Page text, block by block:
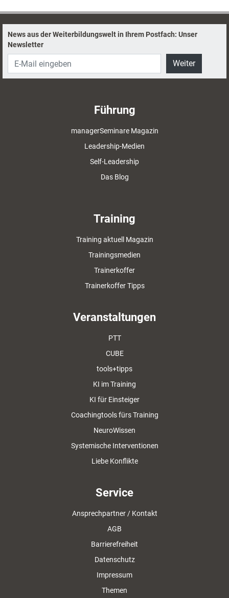
News aus der Weiterbildungswelt in Ihrem Postfach: Unser
Newsletter
Weiter
Führung
managerSeminare Magazin
Leadership-Medien
Self-Leadership
Das Blog
Training
Training aktuell Magazin
Trainingsmedien
Trainerkoffer
Trainerkoffer Tipps
Veranstaltungen
PTT
CUBE
tools+tipps
KI im Training
KI für Einsteiger
Coachingtools fürs Training
NeuroWissen
Systemische Interventionen
Liebe Konflikte
Service
Ansprechpartner / Kontakt
AGB
Barrierefreiheit
Datenschutz
Impressum
Themen